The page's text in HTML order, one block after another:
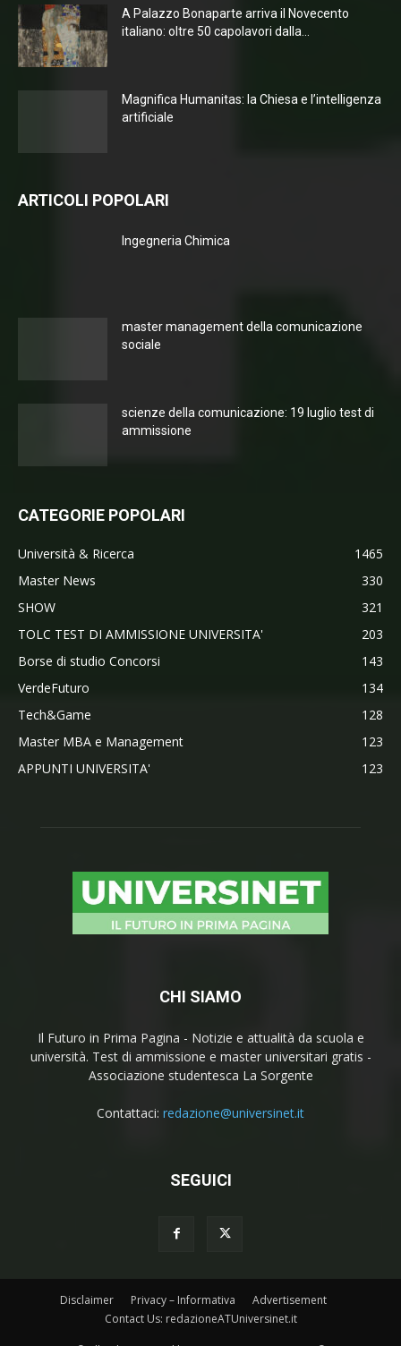
A Palazzo Bonaparte arriva il Novecento
italiano: oltre 50 capolavori dalla...
Magnifica Humanitas: la Chiesa e l’intelligenza
artificiale
ARTICOLI POPOLARI
Ingegneria Chimica
master management della comunicazione
sociale
scienze della comunicazione: 19 luglio test di
ammissione
CATEGORIE POPOLARI
Università & Ricerca
1465
Master News
330
SHOW
321
TOLC TEST DI AMMISSIONE UNIVERSITA'
203
Borse di studio Concorsi
143
VerdeFuturo
134
Tech&Game
128
Master MBA e Management
123
APPUNTI UNIVERSITA'
123
CHI SIAMO
Il Futuro in Prima Pagina - Notizie e attualità da scuola e
università. Test di ammissione e master universitari gratis -
Associazione studentesca La Sorgente
Contattaci: redazione@universinet.it
SEGUICI
Disclaimer Privacy – Informativa
Advertisement
Contact Us: redazioneATUniversinet.it